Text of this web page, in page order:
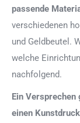
passende
verschiedenen
und Geldbeutel.
welche
nachfolgend.
Ein
einen